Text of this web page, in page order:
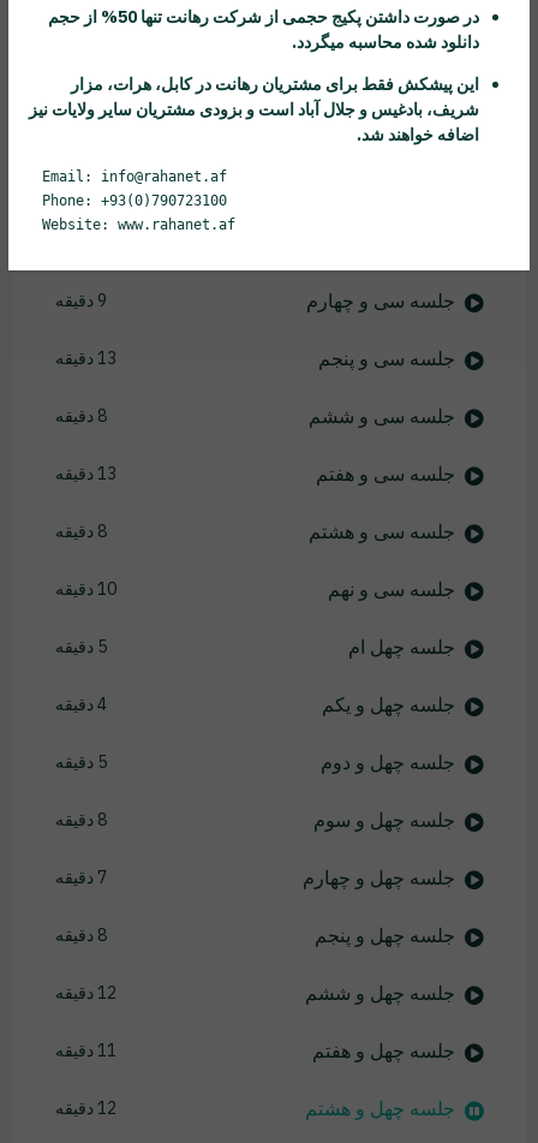
جلسه بیست و نهم 10 دقیقه
جلسه سی و یکم 11 دقیقه
15 دقیقه
جلسه سی و چهارم 9 دقیقه
جلسه سی و پنجم 13 دقیقه
جلسه سی و ششم 8 دقیقه
جلسه سی و هفتم 13 دقیقه
جلسه سی و هشتم 8 دقیقه
جلسه سی و نهم 10 دقیقه
جلسه چهل ام 5 دقیقه
جلسه چهل و یکم 4 دقیقه
جلسه چهل و دوم 5 دقیقه
جلسه چهل و سوم 8 دقیقه
جلسه چهل و چهارم 7 دقیقه
جلسه چهل و پنجم 8 دقیقه
جلسه چهل و ششم 12 دقیقه
جلسه چهل و هفتم 11 دقیقه
جلسه چهل و هشتم 12 دقیقه
در صورت داشتن پکیج حجمی از شرکت رهانت
تنها 50% از حجم
دانلود شده محاسبه میگردد.
این پیشکش فقط برای مشتریان رهانت در کابل، هرات، مزار
شریف، بادغیس و جلال آباد است و بزودی مشتریان سایر ولایات نیز
اضافه خواهند شد.
Email: info@rahanet.af
Phone: +93(0)790723100
Website: www.rahanet.af